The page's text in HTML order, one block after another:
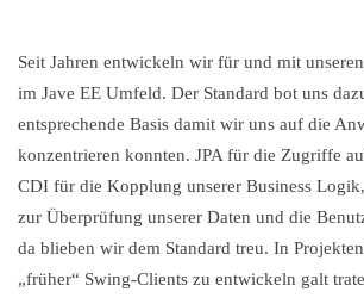
Seit Jahren entwickeln wir für und mit
im Jave EE Umfeld. Der Standard bot uns
entsprechende Basis damit wir uns auf die
konzentrieren konnten. JPA für die Zugriffe
CDI für die Kopplung unserer Business
zur Überprüfung unserer Daten und die
da blieben wir dem Standard treu. In
„früher“ Swing-Clients zu entwickeln galt